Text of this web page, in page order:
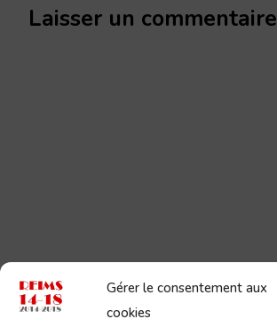
Gérer le consentement aux
cookies
Laisser un commentaire